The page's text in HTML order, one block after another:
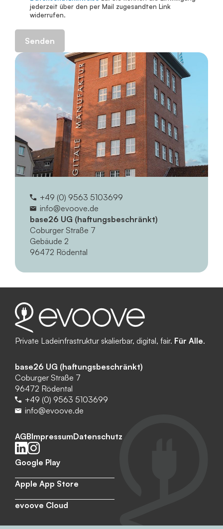
jederzeit über den per Mail zugesandten Link
widerrufen.
Senden
+49 (0) 9563 5103699
info@evoove.de
base26 UG (haftungsbeschränkt)
Coburger Straße 7
Gebäude 2
96472 Rödental
Private Ladeinfrastruktur skalierbar, digital, fair. Für Alle.
base26 UG (haftungsbeschränkt)
Coburger Straße 7
96472 Rödental
+49 (0) 9563 5103699
info@evoove.de
AGBImpressumDatenschutz
Google Play
Apple App Store
evoove Cloud